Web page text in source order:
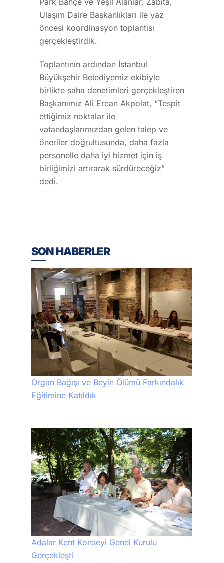
Ulaşım Daire Başkanlıkları ile yaz
öncesi koordinasyon toplantısı
gerçekleştirdik.
Toplantının ardından İstanbul
Büyükşehir Belediyemiz ekibiyle
birlikte saha denetimleri gerçekleştiren
Başkanımız Ali Ercan Akpolat, “Tespit
ettiğimiz noktalar ile
vatandaşlarımızdan gelen talep ve
öneriler doğrultusunda, daha fazla
personelle daha iyi hizmet için iş
birliğimizi artırarak sürdüreceğiz”
dedi.
SON HABERLER
Organ Bağışı ve Beyin Ölümü Farkındalık
Eğitimine Katıldık
Adalar Kent Konseyi Genel Kurulu
Gerçekleşti